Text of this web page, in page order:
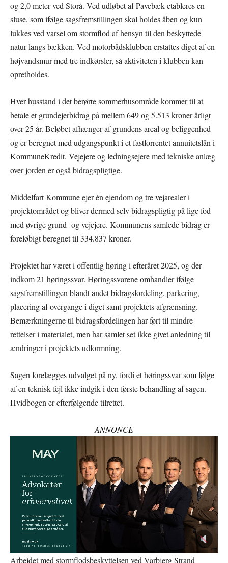
og 2,0 meter ved Storå. Ved udløbet af Pavebæk etableres en
sluse, som ifølge sagsfremstillingen skal holdes åben og kun
lukkes ved varsel om stormflod af hensyn til den beskyttede
natur langs bækken. Ved motorbådsklubben erstattes diget af en
højvandsmur med tre indkørsler, så aktiviteten i klubben kan
opretholdes.
Hver husstand i det berørte sommerhusområde kommer til at
betale et grundejerbidrag på mellem 649 og 5.513 kroner årligt
over 25 år. Beløbet afhænger af grundens areal og beliggenhed
og er beregnet med udgangspunkt i et fastforrentet annuitetslån i
KommuneKredit. Vejejere og ledningsejere med tekniske anlæg
over jorden er også bidragspligtige.
Middelfart Kommune ejer én ejendom og tre vejarealer i
projektområdet og bliver dermed selv bidragspligtig på lige fod
med øvrige grund- og vejejere. Kommunens samlede bidrag er
foreløbigt beregnet til 334.837 kroner.
Projektet har været i offentlig høring i efteråret 2025, og der
indkom 21 høringssvar. Høringssvarene omhandler ifølge
sagsfremstillingen blandt andet bidragsfordeling, parkering,
placering af overgange i diget samt projektets afgrænsning.
Bemærkningerne til bidragsfordelingen har ført til mindre
rettelser i materialet, men har samlet set ikke givet anledning til
ændringer i projektets udformning.
Sagen forelægges udvalget på ny, fordi et høringssvar som følge
af en teknisk fejl ikke indgik i den første behandling af sagen.
Hvidbogen er efterfølgende tilrettet.
ANNONCE
Arbejdet med stormflodsbeskyttelsen ved Varbjerg Strand